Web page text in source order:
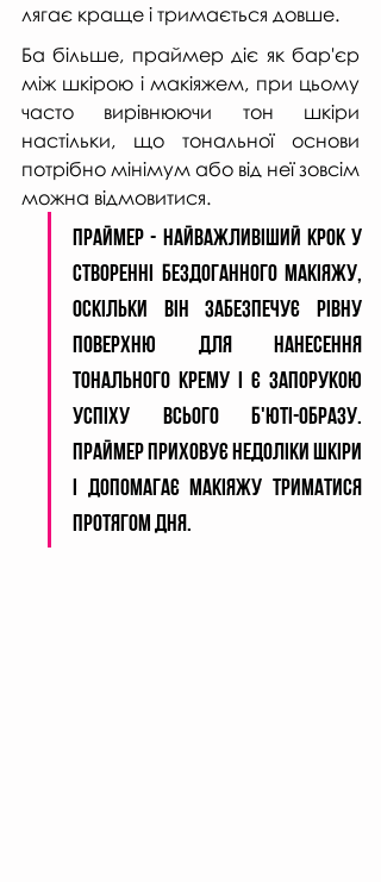
лягає краще і тримається довше.
Ба більше, праймер діє як бар'єр
між шкірою і макіяжем, при цьому
часто вирівнюючи тон шкіри
настільки, що тональної основи
потрібно мінімум або від неї зовсім
можна відмовитися.
Праймер - найважливіший крок у
створенні бездоганного макіяжу,
оскільки він забезпечує рівну
поверхню для нанесення
тонального крему і є запорукою
успіху всього б'юті-образу.
Праймер приховує недоліки шкіри
і допомагає макіяжу триматися
протягом дня.